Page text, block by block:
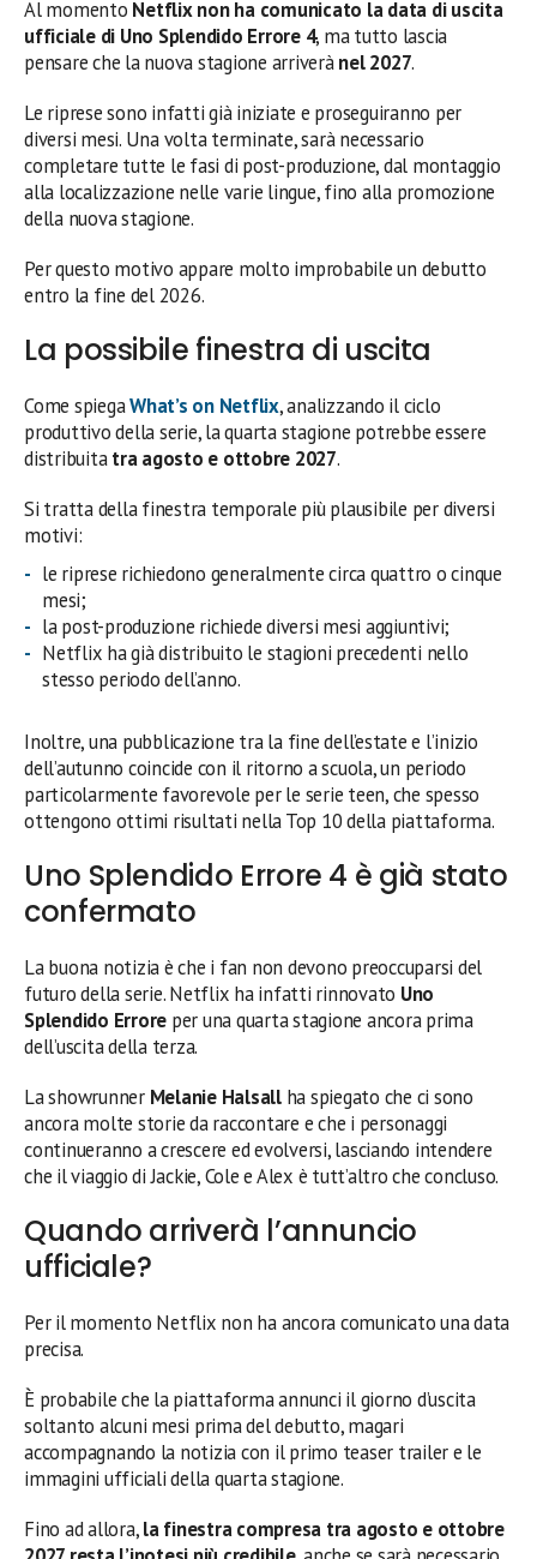
Al momento Netflix non ha comunicato la data di uscita
ufficiale di Uno Splendido Errore 4, ma tutto lascia
pensare che la nuova stagione arriverànel 2027.
Le riprese sono infatti già iniziate e proseguiranno per
diversi mesi. Una volta terminate, sarà necessario
completare tutte le fasi di post-produzione, dal montaggio
alla localizzazione nelle varie lingue, fino alla promozione
della nuova stagione.
Per questo motivo appare molto improbabile un debutto
entro la fine del 2026.
La possibile finestra di uscita
Come spiegaWhat’s on Netflix, analizzando il ciclo
produttivo della serie, la quarta stagione potrebbe essere
distribuitatra agosto e ottobre 2027.
Si tratta della finestra temporale più plausibile per diversi
motivi:
le riprese richiedono generalmente circa quattro o cinque
mesi;
la post-produzione richiede diversi mesi aggiuntivi;
Netflix ha già distribuito le stagioni precedenti nello
stesso periodo dell’anno.
Inoltre, una pubblicazione tra la fine dell’estate e l’inizio
dell’autunno coincide con il ritorno a scuola, un periodo
particolarmente favorevole per le serie teen, che spesso
ottengono ottimi risultati nella Top 10 della piattaforma.
Uno Splendido Errore 4 è già stato
confermato
La buona notizia è che i fan non devono preoccuparsi del
futuro della serie. Netflix ha infatti rinnovato Uno
Splendido Errore per una quarta stagione ancora prima
dell’uscita della terza.
La showrunner Melanie Halsallha spiegato che ci sono
ancora molte storie da raccontare e che i personaggi
continueranno a crescere ed evolversi, lasciando intendere
che il viaggio di Jackie, Cole e Alex è tutt’altro che concluso.
Quando arriverà l’annuncio
ufficiale?
Per il momento Netflix non ha ancora comunicato una data
precisa.
È probabile che la piattaforma annunci il giorno d’uscita
soltanto alcuni mesi prima del debutto, magari
accompagnando la notizia con il primo teaser trailer e le
immagini ufficiali della quarta stagione.
Fino ad allora,la finestra compresa tra agosto e ottobre